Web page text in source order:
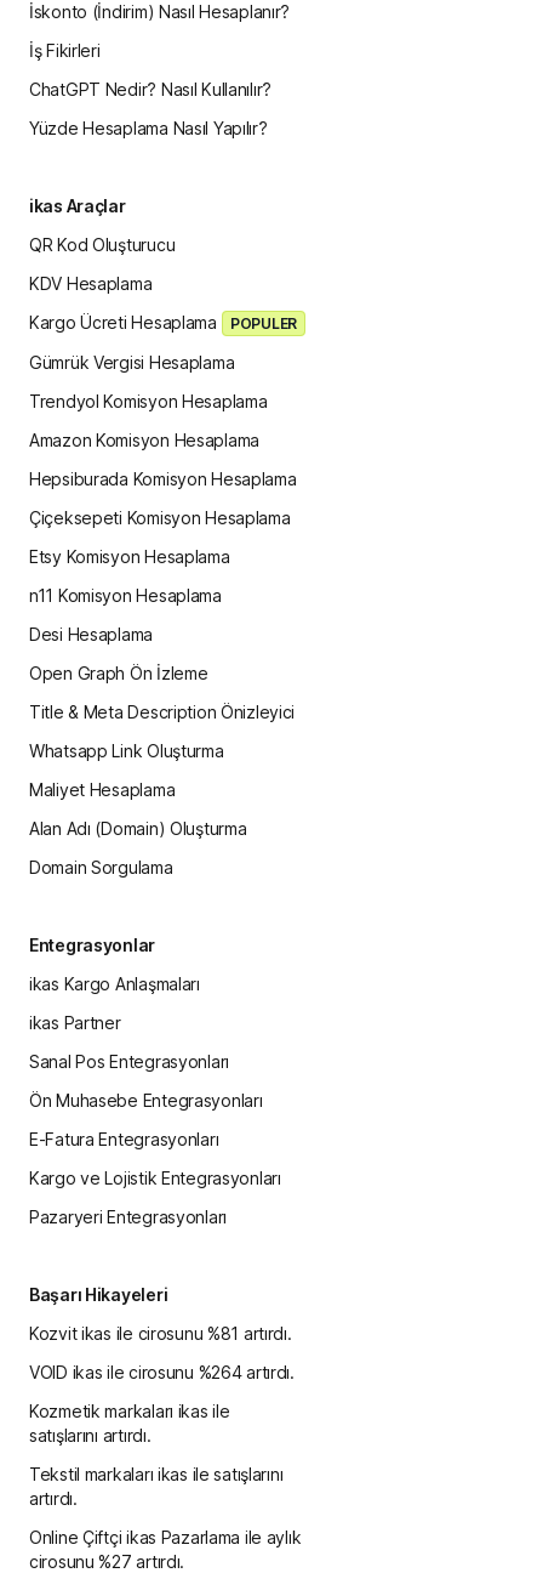
İskonto (İndirim) Nasıl Hesaplanır?
İş Fikirleri
ChatGPT Nedir? Nasıl Kullanılır?
Yüzde Hesaplama Nasıl Yapılır?
Entegrasyonlar
ikas Kargo Anlaşmaları
ikas Partner
Sanal Pos Entegrasyonları
Ön Muhasebe Entegrasyonları
E-Fatura Entegrasyonları
Kargo ve Lojistik Entegrasyonları
Pazaryeri Entegrasyonları
ikas Araçlar
QR Kod Oluşturucu
KDV Hesaplama
Kargo Ücreti Hesaplama
POPULER
Gümrük Vergisi Hesaplama
Trendyol Komisyon Hesaplama
Amazon Komisyon Hesaplama
Hepsiburada Komisyon Hesaplama
Çiçeksepeti Komisyon Hesaplama
Etsy Komisyon Hesaplama
n11 Komisyon Hesaplama
Desi Hesaplama
Open Graph Ön İzleme
Title & Meta Description Önizleyici
Whatsapp Link Oluşturma
Maliyet Hesaplama
Alan Adı (Domain) Oluşturma
Domain Sorgulama
Başarı Hikayeleri
Kozvit ikas ile cirosunu %81 artırdı.
VOID ikas ile cirosunu %264 artırdı.
Kozmetik markaları ikas ile
satışlarını artırdı.
Tekstil markaları ikas ile satışlarını
artırdı.
Online Çiftçi ikas Pazarlama ile aylık
cirosunu %27 artırdı.